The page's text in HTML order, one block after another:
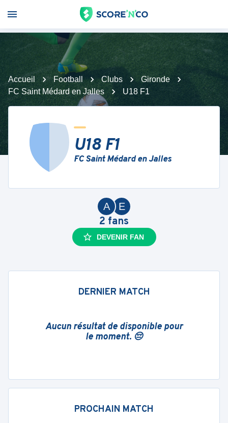
Accueil Football Clubs
Gironde
FC Saint Médard en Jalles
U18 F1
U18 F1
FC Saint Médard en Jalles
E
A
2 fans
DEVENIR FAN
DERNIER MATCH
Aucun résultat de disponible pour
le moment. 😔
PROCHAIN MATCH